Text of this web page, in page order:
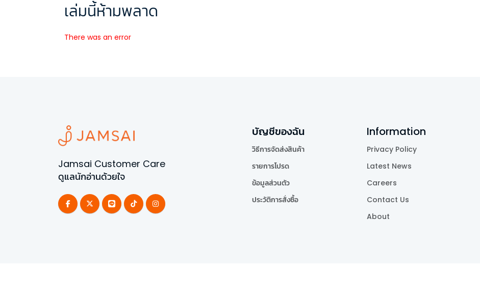
เล่มนี้ห้ามพลาด
There was an error
Jamsai Customer Care
ดูแลนักอ่านด้วยใจ
บัญชีของฉัน
วิธีการจัดส่งสินค้า
รายการโปรด
ข้อมูลส่วนตัว
ประวัติการสั่งซื้อ
Information
Privacy Policy
Latest News
Careers
Contact Us
About